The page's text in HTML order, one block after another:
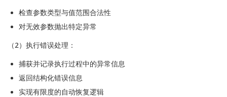
检查参数类型与值范围合法性
对无效参数抛出特定异常
（2）执行错误处理：
捕获并记录执行过程中的异常信息
返回结构化错误信息
实现有限度的自动恢复逻辑